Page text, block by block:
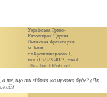
Українська Греко-
Католицька Церква.
Львівська Архиєпархія,
м.Львів,
пл.Кропивницького 1,
тел. (032)2334073, email:
olha-church@ukr.net
а те, що ти зібрав, кому воно буде? (Лк.